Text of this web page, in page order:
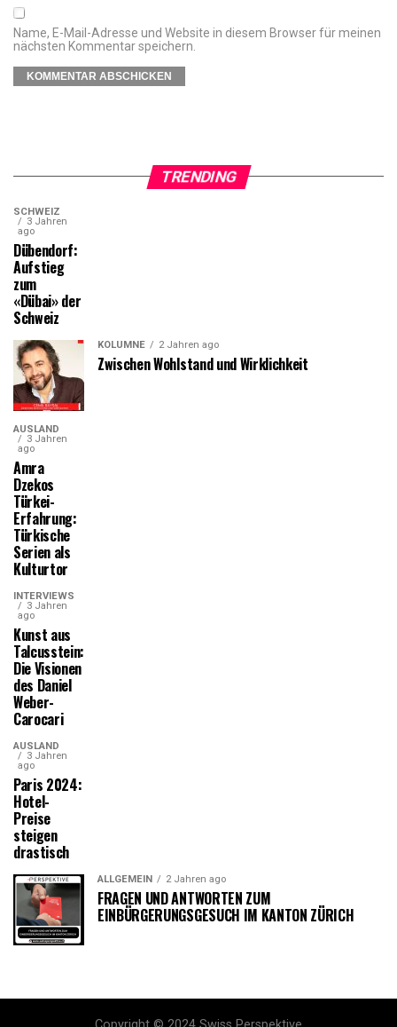
Name, E-Mail-Adresse und Website in diesem Browser für meinen
nächsten Kommentar speichern.
TRENDING
SCHWEIZ
3 Jahren
ago
Dübendorf:
Aufstieg
zum
«Dübai» der
Schweiz
KOLUMNE 2 Jahren ago
Zwischen Wohlstand und Wirklichkeit
AUSLAND
3 Jahren
ago
Amra
Dzekos
Türkei-
Erfahrung:
Türkische
Serien als
Kulturtor
INTERVIEWS
3 Jahren
ago
Kunst aus
Talcusstein:
Die Visionen
des Daniel
Weber-
Carocari
AUSLAND
3 Jahren
ago
Paris 2024:
Hotel-
Preise
steigen
drastisch
ALLGEMEIN 2 Jahren ago
FRAGEN UND ANTWORTEN ZUM
EINBÜRGERUNGSGESUCH IM KANTON ZÜRICH